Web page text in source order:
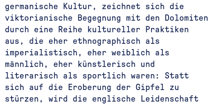
germanische Kultur, zeichnet sich die
viktorianische Begegnung mit den Dolomiten
durch eine Reihe kultureller Praktiken
aus, die eher ethnographisch als
imperialistisch, eher weiblich als
männlich, eher künstlerisch und
literarisch als sportlich waren: Statt
sich auf die Eroberung der Gipfel zu
stürzen, wird die englische Leidenschaft